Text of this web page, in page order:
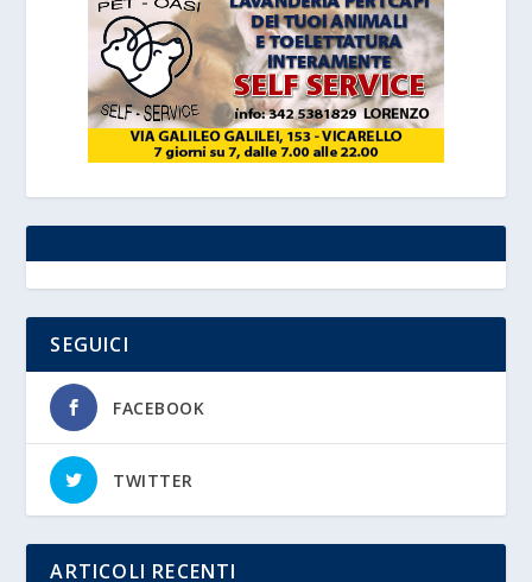
SEGUICI
FACEBOOK
TWITTER
ARTICOLI RECENTI